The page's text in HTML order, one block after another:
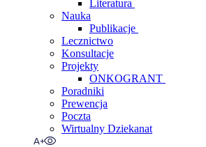
Literatura
Nauka
Publikacje
Lecznictwo
Konsultacje
Projekty
ONKOGRANT
Poradniki
Prewencja
Poczta
Wirtualny Dziekanat